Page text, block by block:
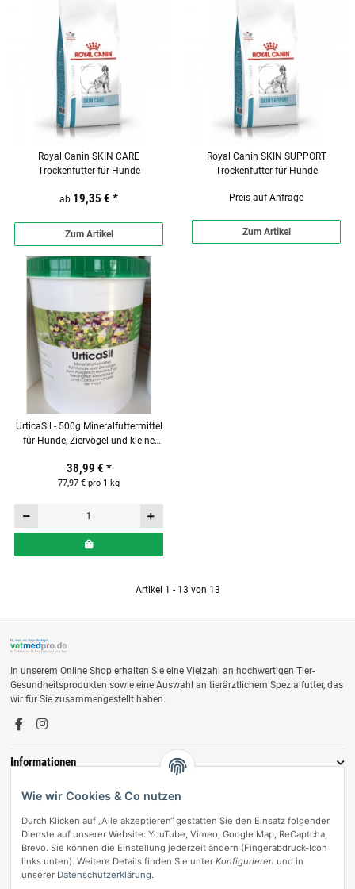
Royal Canin SKIN CARE
Trockenfutter für Hunde
ab 19,35 € *
Zum Artikel
Royal Canin SKIN SUPPORT
Trockenfutter für Hunde
Preis auf Anfrage
Zum Artikel
UrticaSil - 500g Mineralfuttermittel
für Hunde, Ziervögel und kleine
38,99 € *
77,97 € pro 1 kg
Artikel 1 - 13 von 13
In unserem Online Shop erhalten Sie eine Vielzahl an hochwertigen Tier-
Gesundheitsprodukten sowie eine Auswahl an tierärztlichem Spezialfutter, das
wir für Sie zusammengestellt haben.
Informationen
Zahlungsmöglichkeiten
Wie wir Cookies & Co nutzen
Durch Klicken auf „Alle akzeptieren“ gestatten Sie den Einsatz folgender
Dienste auf unserer Website: YouTube, Vimeo, Google Map, ReCaptcha,
Brevo. Sie können die Einstellung jederzeit ändern (Fingerabdruck-Icon
links unten). Weitere Details finden Sie unter Konfigurieren und in
unserer Datenschutzerklärung.